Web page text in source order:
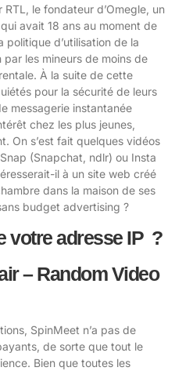
le fondateur d’Omegle, un
avait 18 ans au moment de
d’utilisation de la
les mineurs de moins de
À la suite de cette
pour la sécurité de leurs
messagerie instantanée
chez les plus jeunes,
On s’est fait quelques vidéos
(Snapchat, ndlr) ou Insta
il à un site web créé
dans la maison de ses
budget advertising ?
votre adresse IP ?
– Random Video
SpinMeet n’a pas de
de sorte que tout le
Bien que toutes les